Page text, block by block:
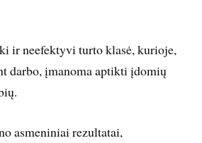
ir neefektyvi turto klasė, kurioje,
darbo, įmanoma aptikti įdomių
asmeniniai rezultatai,